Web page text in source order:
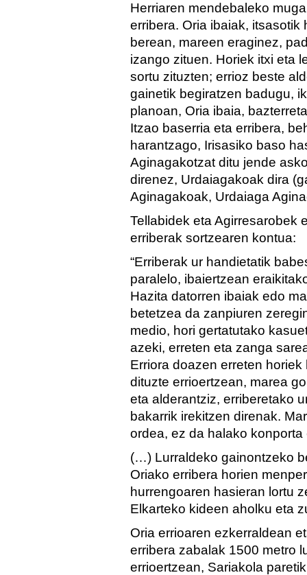
Herriaren mendebaleko
erribera. Oria ibaiak, itsasotik
berean, mareen eraginez,
izango zituen. Horiek itxi eta
sortu zituzten; errioz beste
gainetik begiratzen badugu,
planoan, Oria ibaia,
Itzao baserria eta erribera,
harantzago, Irisasiko baso
Aginagakotzat ditu jende
direnez, Urdaiagakoak dira
Aginagakoak, Urdaiaga
Tellabidek eta Agirresarobek
erriberak sortzearen kontua:
“Erriberak ur handietatik
paralelo, ibaiertzean
Hazita datorren ibaiak edo
betetzea da zanpiuren
medio, hori gertatutako
azeki, erreten eta zanga
Erriora doazen erreten
dituzte errioertzean, marea
eta alderantziz, erriberetako
bakarrik irekitzen direnak.
ordea, ez da halako
(…) Lurraldeko gainontzeko
Oriako erribera horien
hurrengoaren hasieran lortu
Elkarteko kideen aholku eta
Oria errioaren ezkerraldean
erribera zabalak 1500 metro
errioertzean, Sariakola